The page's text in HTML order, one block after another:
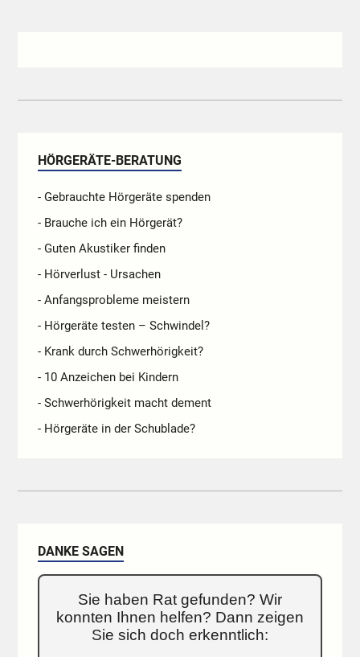
HÖRGERÄTE-BERATUNG
- Gebrauchte Hörgeräte spenden
- Brauche ich ein Hörgerät?
- Guten Akustiker finden
- Hörverlust - Ursachen
- Anfangsprobleme meistern
- Hörgeräte testen – Schwindel?
- Krank durch Schwerhörigkeit?
- 10 Anzeichen bei Kindern
- Schwerhörigkeit macht dement
- Hörgeräte in der Schublade?
DANKE SAGEN
Sie haben Rat gefunden? Wir
konnten Ihnen helfen? Dann zeigen
Sie sich doch erkenntlich: